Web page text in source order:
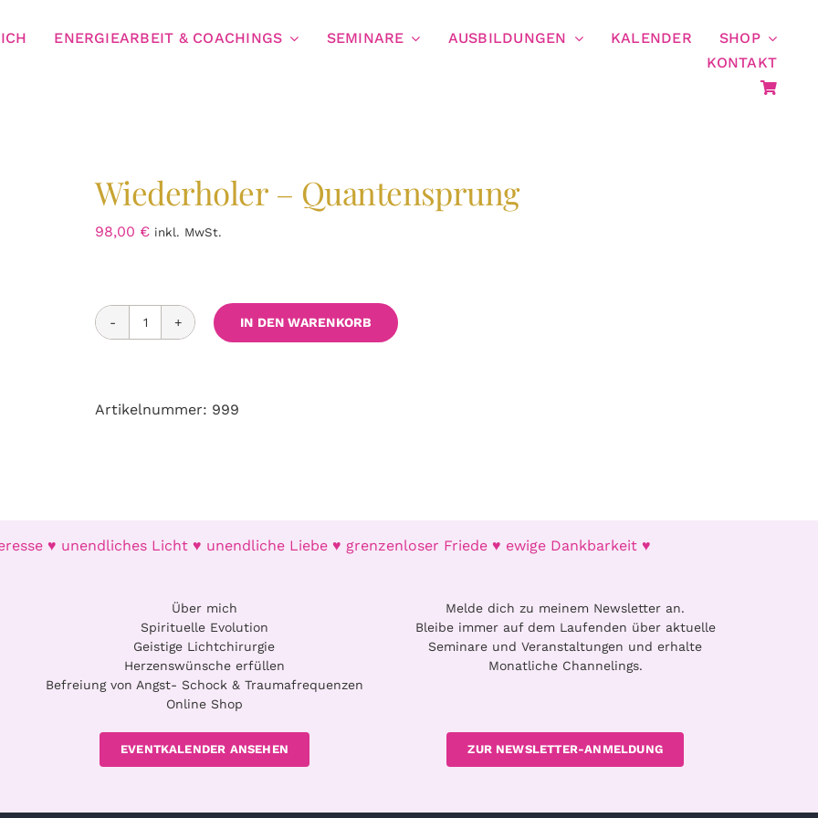
ENERGIEARBEIT & COACHINGS SEMINARE AUSBILDUNGEN KALENDER
SHOP
KONTAKT
Wiederholer – Quantensprung
98,00 € inkl. MwSt.
Wiederholer
IN DEN WARENKORB
Artikelnummer: 999
♥ unendliches Licht ♥ unendliche Liebe ♥ grenzenloser Friede ♥ ewige Dankbarkeit ♥
Über mich
Spirituelle Evolution
Geistige Lichtchirurgie
Herzenswünsche erfüllen
Befreiung von Angst- Schock & Traumafrequenzen
Online Shop
EVENTKALENDER ANSEHEN
Melde dich zu meinem Newsletter an.
Bleibe immer auf dem Laufenden über aktuelle
Seminare und Veranstaltungen und erhalte
Monatliche Channelings.
ZUR NEWSLETTER-ANMELDUNG